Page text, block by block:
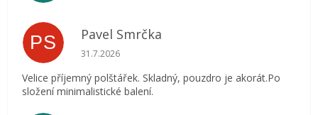
PS Pavel Smrčka
Hodnocení obchodu je 5 z 5 hvězdiček.
31.7.2026
Velice příjemný polštářek. Skladný, pouzdro je akorát.Po
složení minimalistické balení.